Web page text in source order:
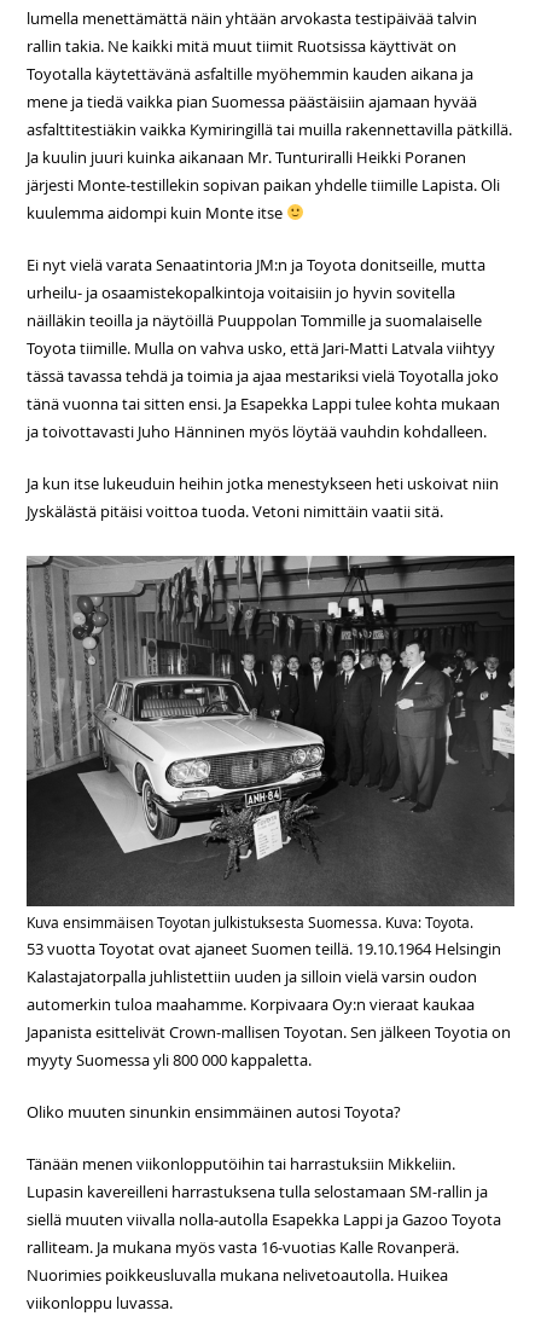
lumella menettämättä näin yhtään arvokasta testipäivää talvin
rallin takia. Ne kaikki mitä muut tiimit Ruotsissa käyttivät on
Toyotalla käytettävänä asfaltille myöhemmin kauden aikana ja
mene ja tiedä vaikka pian Suomessa päästäisiin ajamaan hyvää
asfalttitestiäkin vaikka Kymiringillä tai muilla rakennettavilla pätkillä.
Ja kuulin juuri kuinka aikanaan Mr. Tunturiralli Heikki Poranen
järjesti Monte-testillekin sopivan paikan yhdelle tiimille Lapista. Oli
kuulemma aidompi kuin Monte itse
Ei nyt vielä varata Senaatintoria JM:n ja Toyota donitseille, mutta
urheilu- ja osaamistekopalkintoja voitaisiin jo hyvin sovitella
näilläkin teoilla ja näytöillä Puuppolan Tommille ja suomalaiselle
Toyota tiimille. Mulla on vahva usko, että Jari-Matti Latvala viihtyy
tässä tavassa tehdä ja toimia ja ajaa mestariksi vielä Toyotalla joko
tänä vuonna tai sitten ensi. Ja Esapekka Lappi tulee kohta mukaan
ja toivottavasti Juho Hänninen myös löytää vauhdin kohdalleen.
Ja kun itse lukeuduin heihin jotka menestykseen heti uskoivat niin
Jyskälästä pitäisi voittoa tuoda. Vetoni nimittäin vaatii sitä.
Kuva ensimmäisen Toyotan julkistuksesta Suomessa. Kuva: Toyota.
53 vuotta Toyotat ovat ajaneet Suomen teillä. 19.10.1964 Helsingin
Kalastajatorpalla juhlistettiin uuden ja silloin vielä varsin oudon
automerkin tuloa maahamme. Korpivaara Oy:n vieraat kaukaa
Japanista esittelivät Crown-mallisen Toyotan. Sen jälkeen Toyotia on
myyty Suomessa yli 800 000 kappaletta.
Oliko muuten sinunkin ensimmäinen autosi Toyota?
Tänään menen viikonlopputöihin tai harrastuksiin Mikkeliin.
Lupasin kavereilleni harrastuksena tulla selostamaan SM-rallin ja
siellä muuten viivalla nolla-autolla Esapekka Lappi ja Gazoo Toyota
ralliteam. Ja mukana myös vasta 16-vuotias Kalle Rovanperä.
Nuorimies poikkeusluvalla mukana nelivetoautolla. Huikea
viikonloppu luvassa.